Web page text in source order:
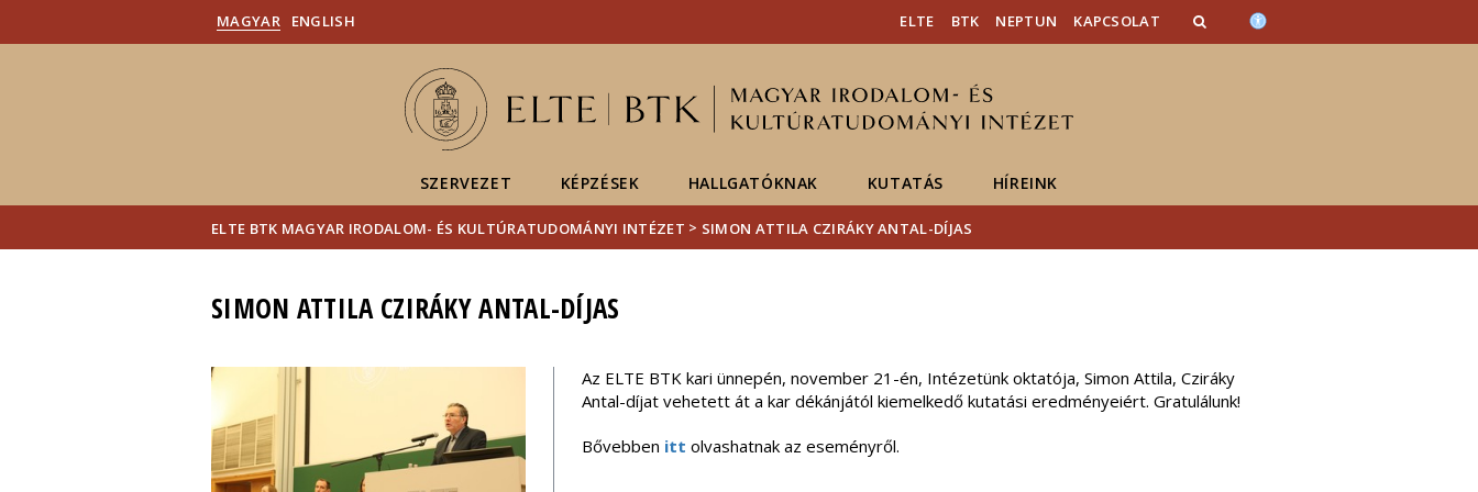
MAGYAR ENGLISH ELTE BTK NEPTUN KAPCSOLAT
SZERVEZET KÉPZÉSEK HALLGATÓKNAK KUTATÁS HÍREINK
ELTE BTK MAGYAR IRODALOM- ÉS KULTÚRATUDOMÁNYI INTÉZET > SIMON ATTILA CZIRÁKY ANTAL-DÍJAS
SIMON ATTILA CZIRÁKY ANTAL-DÍJAS
Az ELTE BTK kari ünnepén, november 21-én, Intézetünk oktatója, Simon Attila, Cziráky
Antal-díjat vehetett át a kar dékánjától kiemelkedő kutatási eredményeiért. Gratulálunk!
Bővebben itt olvashatnak az eseményről.